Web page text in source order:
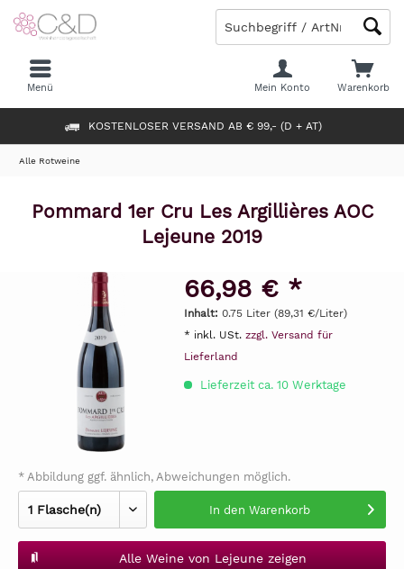
KOSTENLOSER VERSAND AB € 99,- (D + AT)
Warenkorb
Mein Konto
Menü
Alle Rotweine
Pommard 1er Cru Les Argillières AOC
Lejeune 2019
66,98 € *
Inhalt: 0.75 Liter (89,31 €/Liter)
* inkl. USt. zzgl. Versand für
Lieferland
Lieferzeit ca. 10 Werktage
* Abbildung ggf. ähnlich, Abweichungen möglich.
In den Warenkorb
Alle Weine von Lejeune zeigen